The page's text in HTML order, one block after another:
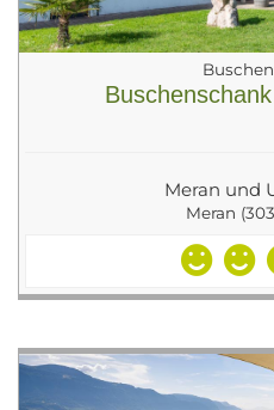
Meran und
Meran